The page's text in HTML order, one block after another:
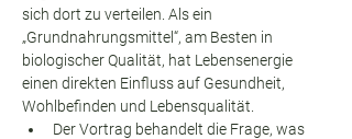
sich dort zu verteilen. Als ein
„Grundnahrungs­mittel“, am Besten in
biologischer Qualität, hat Lebensenergie
einen direkten Einfluss auf Gesundheit,
Wohlbefinden und Lebensqualität.
Der Vortrag behandelt die Frage, was